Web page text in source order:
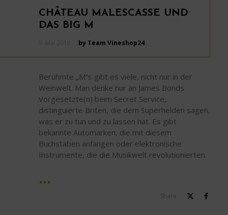
CHÂTEAU MALESCASSE UND
DAS BIG M
9. Mai 2019 by Team Vineshop24
Berühmte „M“s gibt es viele, nicht nur in der
Weinwelt. Man denke nur an James Bonds
Vorgesetzte(n) beim Secret Service,
distinguierte Briten, die dem Superhelden sagen,
was er zu tun und zu lassen hat. Es gibt
bekannte Automarken, die mit diesem
Buchstaben anfangen oder elektronische
Instrumente, die die Musikwelt revolutionierten.
Share